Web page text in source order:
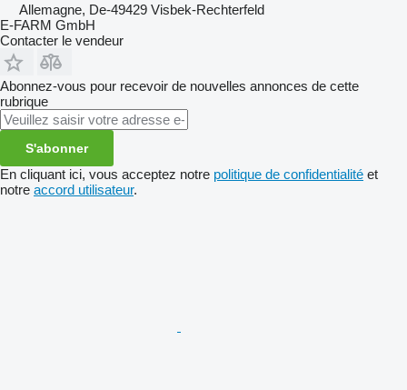
Allemagne, De-49429 Visbek-Rechterfeld
E-FARM GmbH
Contacter le vendeur
Abonnez-vous pour recevoir de nouvelles annonces de cette
rubrique
S'abonner
En cliquant ici, vous acceptez notre politique de confidentialité et
notre accord utilisateur.